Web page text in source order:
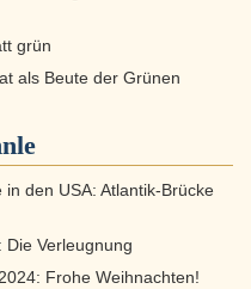
grün
als Beute der Grünen
den USA: Atlantik-Brücke
Die Verleugnung
Frohe Weihnachten!